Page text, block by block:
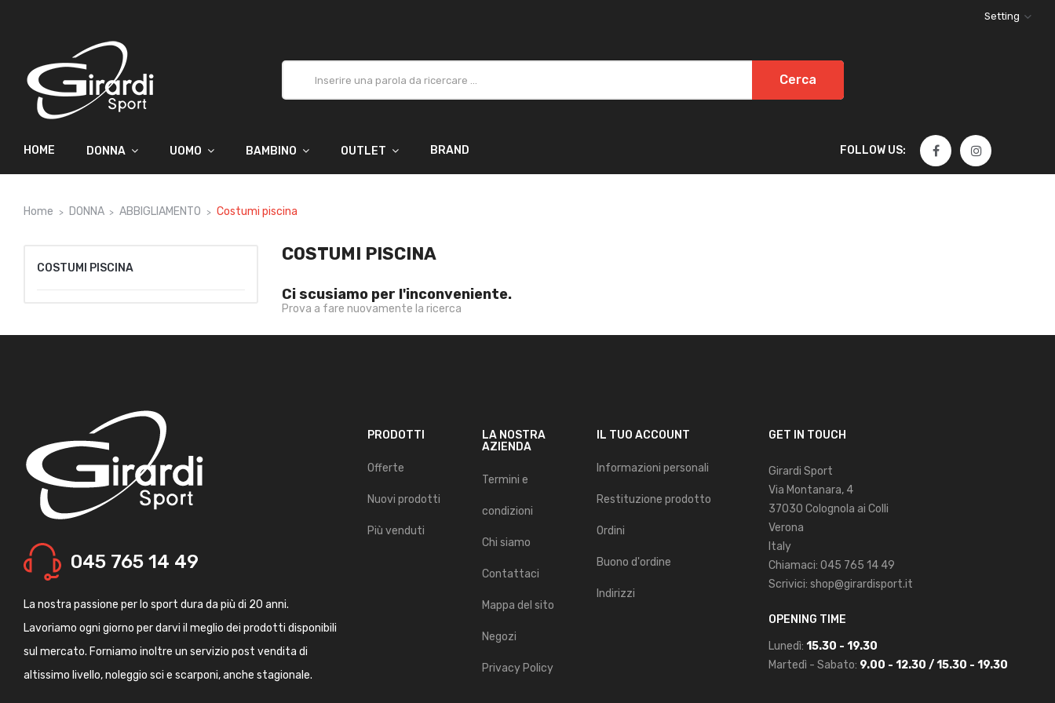
Setting
Cerca
FOLLOW US:
HOME DONNA UOMO BAMBINO OUTLET BRAND
Home DONNA ABBIGLIAMENTO Costumi piscina
COSTUMI PISCINA
COSTUMI PISCINA
Ci scusiamo per l'inconveniente.
Prova a fare nuovamente la ricerca
045 765 14 49
La nostra passione per lo sport dura da più di 20 anni.
Lavoriamo ogni giorno per darvi il meglio dei prodotti disponibili
sul mercato. Forniamo inoltre un servizio post vendita di
altissimo livello, noleggio sci e scarponi, anche stagionale.
PRODOTTI
Offerte
Nuovi prodotti
Più venduti
LA NOSTRA
AZIENDA
Termini e
condizioni
Chi siamo
Contattaci
Mappa del sito
Negozi
Privacy Policy
IL TUO ACCOUNT
Informazioni personali
Restituzione prodotto
Ordini
Buono d'ordine
Indirizzi
GET IN TOUCH
Girardi Sport
Via Montanara, 4
37030 Colognola ai Colli
Verona
Italy
Chiamaci: 045 765 14 49
Scrivici: shop@girardisport.it
OPENING TIME
Lunedì: 15.30 - 19.30
Martedì - Sabato: 9.00 - 12.30 / 15.30 - 19.30